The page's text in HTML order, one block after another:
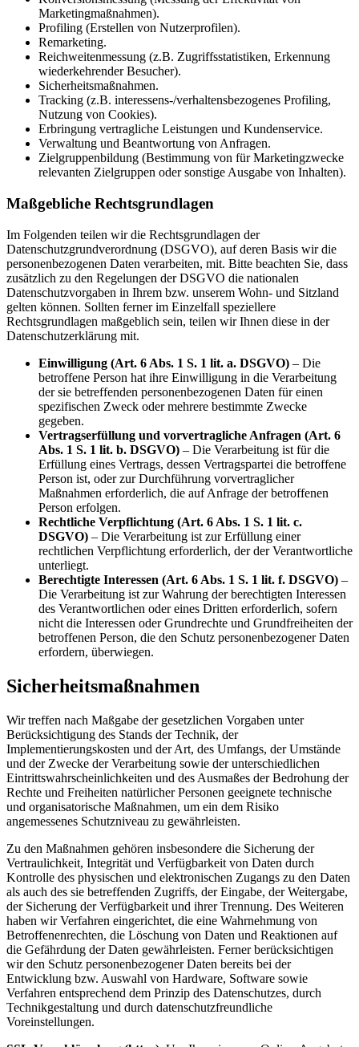
Marketingmaßnahmen).
Profiling (Erstellen von Nutzerprofilen).
Remarketing.
Reichweitenmessung (z.B. Zugriffsstatistiken, Erkennung
wiederkehrender Besucher).
Sicherheitsmaßnahmen.
Tracking (z.B. interessens-/verhaltensbezogenes Profiling,
Nutzung von Cookies).
Erbringung vertragliche Leistungen und Kundenservice.
Verwaltung und Beantwortung von Anfragen.
Zielgruppenbildung (Bestimmung von für Marketingzwecke
relevanten Zielgruppen oder sonstige Ausgabe von Inhalten).
Maßgebliche Rechtsgrundlagen
Im Folgenden teilen wir die Rechtsgrundlagen der
Datenschutzgrundverordnung (DSGVO), auf deren Basis wir die
personenbezogenen Daten verarbeiten, mit. Bitte beachten Sie, dass
zusätzlich zu den Regelungen der DSGVO die nationalen
Datenschutzvorgaben in Ihrem bzw. unserem Wohn- und Sitzland
gelten können. Sollten ferner im Einzelfall speziellere
Rechtsgrundlagen maßgeblich sein, teilen wir Ihnen diese in der
Datenschutzerklärung mit.
Einwilligung (Art. 6 Abs. 1 S. 1 lit. a. DSGVO) – Die
betroffene Person hat ihre Einwilligung in die Verarbeitung
der sie betreffenden personenbezogenen Daten für einen
spezifischen Zweck oder mehrere bestimmte Zwecke
gegeben.
Vertragserfüllung und vorvertragliche Anfragen (Art. 6
Abs. 1 S. 1 lit. b. DSGVO) – Die Verarbeitung ist für die
Erfüllung eines Vertrags, dessen Vertragspartei die betroffene
Person ist, oder zur Durchführung vorvertraglicher
Maßnahmen erforderlich, die auf Anfrage der betroffenen
Person erfolgen.
Rechtliche Verpflichtung (Art. 6 Abs. 1 S. 1 lit. c.
DSGVO) – Die Verarbeitung ist zur Erfüllung einer
rechtlichen Verpflichtung erforderlich, der der Verantwortliche
unterliegt.
Berechtigte Interessen (Art. 6 Abs. 1 S. 1 lit. f. DSGVO) –
Die Verarbeitung ist zur Wahrung der berechtigten Interessen
des Verantwortlichen oder eines Dritten erforderlich, sofern
nicht die Interessen oder Grundrechte und Grundfreiheiten der
betroffenen Person, die den Schutz personenbezogener Daten
erfordern, überwiegen.
Sicherheitsmaßnahmen
Wir treffen nach Maßgabe der gesetzlichen Vorgaben unter
Berücksichtigung des Stands der Technik, der
Implementierungskosten und der Art, des Umfangs, der Umstände
und der Zwecke der Verarbeitung sowie der unterschiedlichen
Eintrittswahrscheinlichkeiten und des Ausmaßes der Bedrohung der
Rechte und Freiheiten natürlicher Personen geeignete technische
und organisatorische Maßnahmen, um ein dem Risiko
angemessenes Schutzniveau zu gewährleisten.
Zu den Maßnahmen gehören insbesondere die Sicherung der
Vertraulichkeit, Integrität und Verfügbarkeit von Daten durch
Kontrolle des physischen und elektronischen Zugangs zu den Daten
als auch des sie betreffenden Zugriffs, der Eingabe, der Weitergabe,
der Sicherung der Verfügbarkeit und ihrer Trennung. Des Weiteren
haben wir Verfahren eingerichtet, die eine Wahrnehmung von
Betroffenenrechten, die Löschung von Daten und Reaktionen auf
die Gefährdung der Daten gewährleisten. Ferner berücksichtigen
wir den Schutz personenbezogener Daten bereits bei der
Entwicklung bzw. Auswahl von Hardware, Software sowie
Verfahren entsprechend dem Prinzip des Datenschutzes, durch
Technikgestaltung und durch datenschutzfreundliche
Voreinstellungen.